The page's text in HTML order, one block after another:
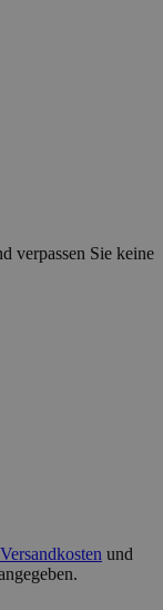
verpassen Sie keine
Versandkosten und